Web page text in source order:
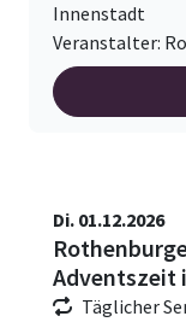
Innenstadt
Veranstalter:
Di. 01.12.2026
Adventszeit
Täglicher